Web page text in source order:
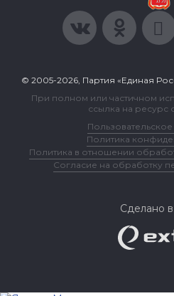
© 2005-2026, Партия «Единая
При полном или частичном
ссылка на ресурс
Политика
Политика в отношении
Согласие на обработку
Сделано